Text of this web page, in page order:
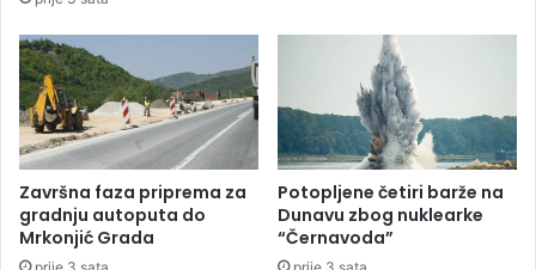
a
j
u
g
u
o
b
i
l
n
i
a
o
d
b
i
o
S
t
a
n
i
Završna faza priprema za
gradnju autoputa do
Mrkonjić Grada
Potopljene četiri barže na
Dunavu zbog nuklearke
“Černavoda”